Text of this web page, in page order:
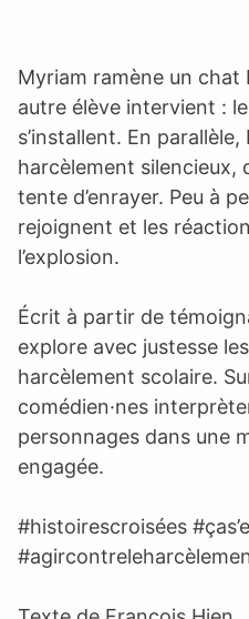
Myriam ramène un chat
autre élève intervient :
s’installent. En
harcèlement silencieux,
tente d’enrayer. Peu à
rejoignent et les
l’explosion.
Écrit à partir de
explore avec justesse
harcèlement scolaire.
comédien·nes
personnages dans une
engagée.
#histoirescroisées